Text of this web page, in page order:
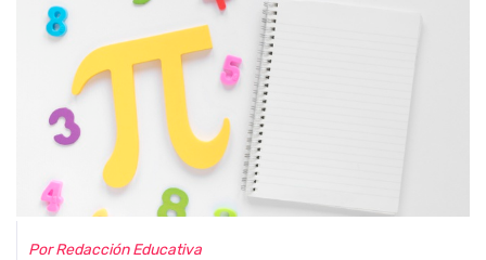
Por Redacción Educativa